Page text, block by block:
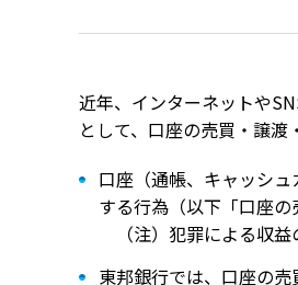
近年、インターネットや
として、口座の売買・譲渡
口座（通帳、キャッシ
する行為（以下「口座
（注）犯罪による収益
東邦銀行では、口座の